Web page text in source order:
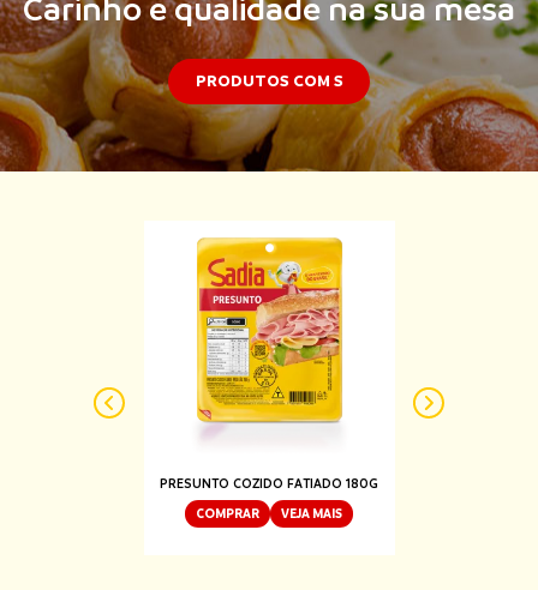
Carinho e qualidade na sua mesa
PRODUTOS COM S
Previous
PRESUNTO COZIDO FATIADO 180G
VEJA MAIS
MORTADELA DEFUMADA FATIADA 180G
COMPRAR
Next